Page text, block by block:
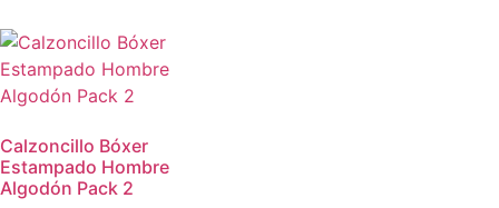
Calzoncillo Bóxer
Estampado Hombre
Algodón Pack 2